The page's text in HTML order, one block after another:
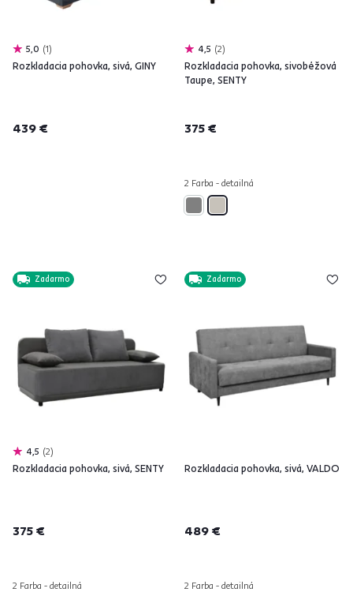
5,0 1
Rozkladacia pohovka, sivá, GINY
439 €
4,5 2
Rozkladacia pohovka, sivobéžová
Taupe, SENTY
375 €
2 Farba - detailná
Zadarmo
4,5 2
Rozkladacia pohovka, sivá, SENTY
375 €
2 Farba - detailná
Zadarmo
Rozkladacia pohovka, sivá, VALDO
489 €
2 Farba - detailná